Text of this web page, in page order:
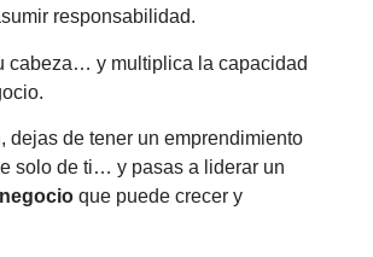
responsabilidad.
cabeza… y multiplica la capacidad
dejas de tener un emprendimiento
solo de ti… y pasas a liderar un
que puede crecer y